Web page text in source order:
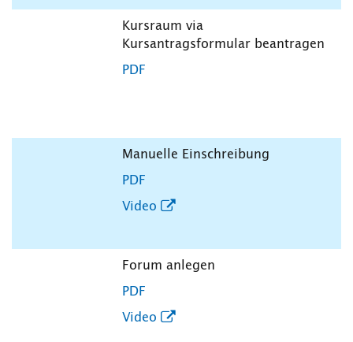
Kursraum via
Kursantragsformular beantragen
PDF
Manuelle Einschreibung
PDF
Video
Forum anlegen
PDF
Video